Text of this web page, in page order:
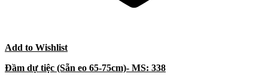
Add to Wishlist
Đầm dự tiệc (Sẵn eo 65-75cm)- MS: 338